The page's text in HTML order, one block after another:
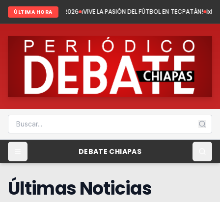
ÚLTIMA HORA
2026 ¡VIVE LA PASIÓN DEL FÚTBOL EN TECPATÁN! Ixhuatán: Tenemos
DEBATE CHIAPAS
Últimas Noticias